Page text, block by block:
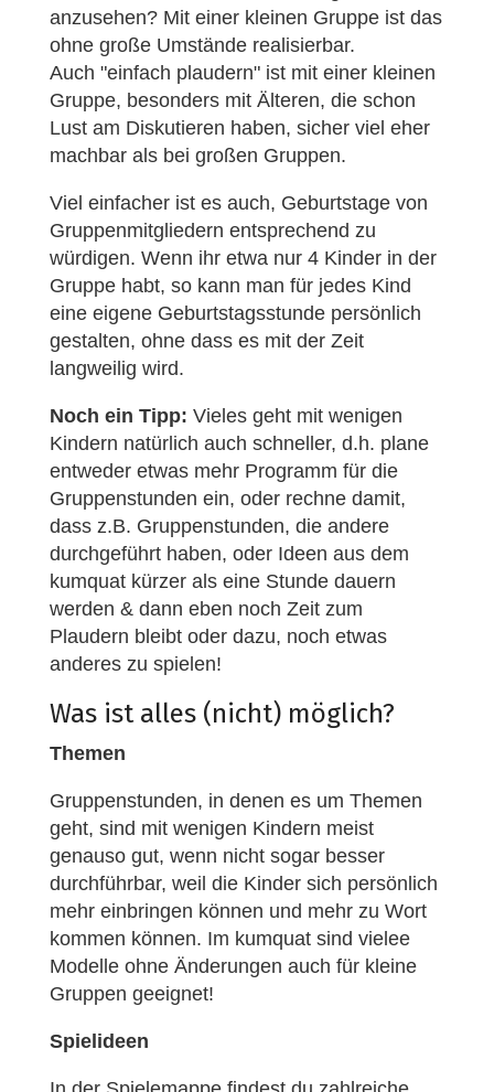
anzusehen? Mit einer kleinen Gruppe ist das
ohne große Umstände realisierbar.
Auch "einfach plaudern" ist mit einer kleinen
Gruppe, besonders mit Älteren, die schon
Lust am Diskutieren haben, sicher viel eher
machbar als bei großen Gruppen.
Viel einfacher ist es auch, Geburtstage von
Gruppenmitgliedern entsprechend zu
würdigen. Wenn ihr etwa nur 4 Kinder in der
Gruppe habt, so kann man für jedes Kind
eine eigene Geburtstagsstunde persönlich
gestalten, ohne dass es mit der Zeit
langweilig wird.
Noch ein Tipp: Vieles geht mit wenigen
Kindern natürlich auch schneller, d.h. plane
entweder etwas mehr Programm für die
Gruppenstunden ein, oder rechne damit,
dass z.B. Gruppenstunden, die andere
durchgeführt haben, oder Ideen aus dem
kumquat kürzer als eine Stunde dauern
werden & dann eben noch Zeit zum
Plaudern bleibt oder dazu, noch etwas
anderes zu spielen!
Was ist alles (nicht) möglich?
Themen
Gruppenstunden, in denen es um Themen
geht, sind mit wenigen Kindern meist
genauso gut, wenn nicht sogar besser
durchführbar, weil die Kinder sich persönlich
mehr einbringen können und mehr zu Wort
kommen können. Im kumquat sind vielee
Modelle ohne Änderungen auch für kleine
Gruppen geeignet!
Spielideen